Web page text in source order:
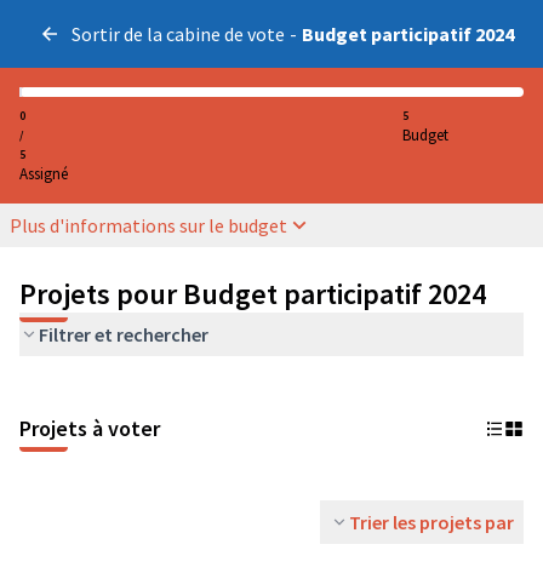
Sortir de la cabine de vote - Budget participatif 2024
0
/
5
Assigné
5
Budget
Plus d'informations sur le budget
Projets pour Budget participatif 2024
Filtrer et rechercher
Projets à voter
Trier les projets par